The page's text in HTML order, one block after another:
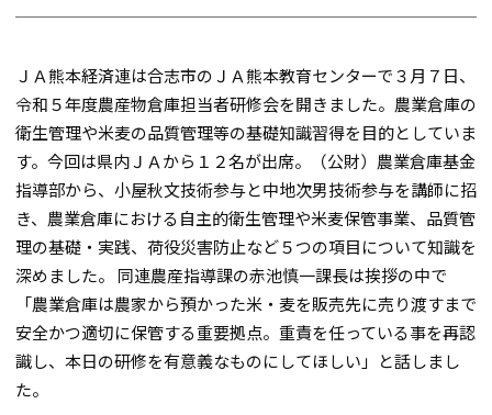
ＪＡ熊本経済連は合志市のＪＡ熊本教育センターで３月７日、
令和５年度農産物倉庫担当者研修会を開きました。農業倉庫の
衛生管理や米麦の品質管理等の基礎知識習得を目的としていま
す。今回は県内ＪＡから１２名が出席。（公財）農業倉庫基金
指導部から、小屋秋文技術参与と中地次男技術参与を講師に招
き、農業倉庫における自主的衛生管理や米麦保管事業、品質管
理の基礎・実践、荷役災害防止など５つの項目について知識を
深めました。 同連農産指導課の赤池慎一課長は挨拶の中で
「農業倉庫は農家から預かった米・麦を販売先に売り渡すまで
安全かつ適切に保管する重要拠点。重責を任っている事を再認
識し、本日の研修を有意義なものにしてほしい」と話しまし
た。